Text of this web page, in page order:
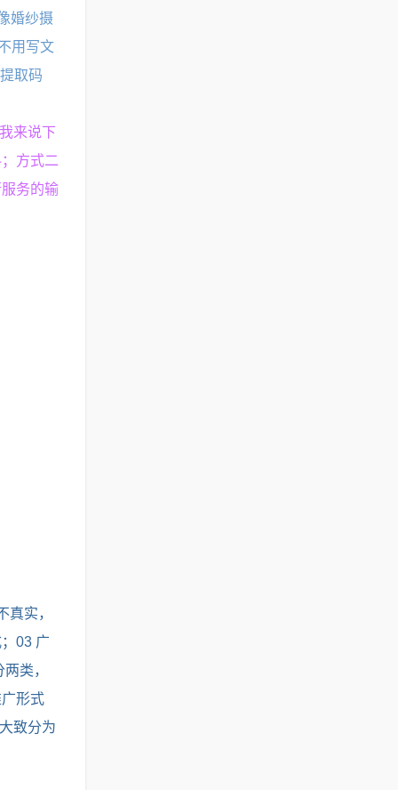
婚纱摄
用写文
取码
来说下
方式二
务的输
实，
03 广
类，
形式
致分为